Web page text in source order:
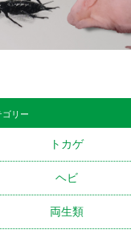
ゴリー
トカゲ
ヘビ
両生類